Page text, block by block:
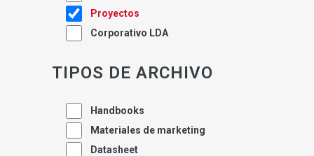
Proyectos
Corporativo LDA
TIPOS DE ARCHIVO
Handbooks
Materiales de marketing
Datasheet